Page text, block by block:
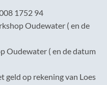
1752 94
Oudewater ( en de
Oudewater ( en de datum
geld op rekening van Loes